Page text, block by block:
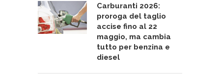
Carburanti 2026:
proroga del taglio
accise fino al 22
maggio, ma cambia
tutto per benzina e
diesel